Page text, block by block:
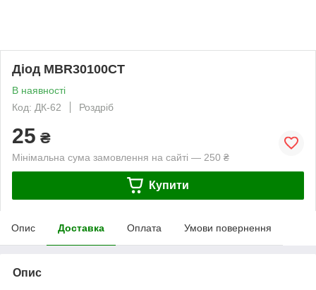
Діод MBR30100CT
В наявності
Код: ДК-62
Роздріб
25 ₴
Мінімальна сума замовлення на сайті — 250 ₴
Купити
Опис Доставка Оплата Умови повернення
Опис